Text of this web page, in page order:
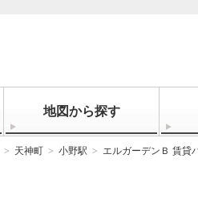
地図から探す
天神町 小野駅 エルガーデンＢ 賃貸